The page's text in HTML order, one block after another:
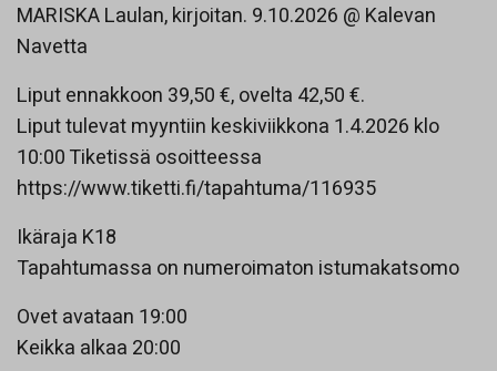
MARISKA Laulan, kirjoitan. 9.10.2026 @ Kalevan
Navetta
Liput ennakkoon 39,50 €, ovelta 42,50 €.
Liput tulevat myyntiin keskiviikkona 1.4.2026 klo
10:00 Tiketissä osoitteessa
https://www.tiketti.fi/tapahtuma/116935
Ikäraja K18
Tapahtumassa on numeroimaton istumakatsomo
Ovet avataan 19:00
Keikka alkaa 20:00